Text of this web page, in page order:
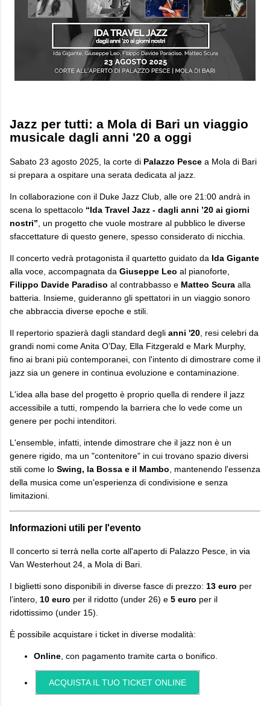
Jazz per tutti: a Mola di Bari un viaggio
musicale dagli anni '20 a oggi
Sabato 23 agosto 2025, la corte di Palazzo Pesce a Mola di Bari
si prepara a ospitare una serata dedicata al jazz.
In collaborazione con il Duke Jazz Club, alle ore 21:00 andrà in
scena lo spettacolo “Ida Travel Jazz - dagli anni ’20 ai giorni
nostri” , un progetto che vuole mostrare al pubblico le diverse
sfaccettature di questo genere, spesso considerato di nicchia.
Il concerto vedrà protagonista il quartetto guidato da Ida Gigante
alla voce, accompagnata da Giuseppe Leo al pianoforte,
Filippo Davide Paradiso al contrabbasso e Matteo Scura alla
batteria. Insieme, guideranno gli spettatori in un viaggio sonoro
che abbraccia diverse epoche e stili.
Il repertorio spazierà dagli standard degli anni '20 , resi celebri da
grandi nomi come Anita O’Day, Ella Fitzgerald e Mark Murphy,
fino ai brani più contemporanei, con l'intento di dimostrare come il
jazz sia un genere in continua evoluzione e contaminazione.
L'idea alla base del progetto è proprio quella di rendere il jazz
accessibile a tutti, rompendo la barriera che lo vede come un
genere per pochi intenditori.
L'ensemble, infatti, intende dimostrare che il jazz non è un
genere rigido, ma un "contenitore" in cui trovano spazio diversi
stili come lo Swing, la Bossa e il Mambo , mantenendo l'essenza
della musica come un'esperienza di condivisione e senza
limitazioni.
Informazioni utili per l'evento
Il concerto si terrà nella corte all'aperto di Palazzo Pesce, in via
Van Westerhout 24, a Mola di Bari.
I biglietti sono disponibili in diverse fasce di prezzo: 13 euro per
l’intero, 10 euro per il ridotto (under 26) e 5 euro per il
ridottissimo (under 15).
È possibile acquistare i ticket in diverse modalità:
Online , con pagamento tramite carta o bonifico.
ACQUISTA IL TUO TICKET ONLINE